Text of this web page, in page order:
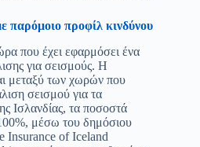
προφίλ κινδύνου
που έχει εφαρμόσει ένα
για σεισμούς. Η
μεταξύ των χωρών που
σεισμού για τα
Ισλανδίας, τα ποσοστά
μέσω του δημόσιου
Insurance of Iceland